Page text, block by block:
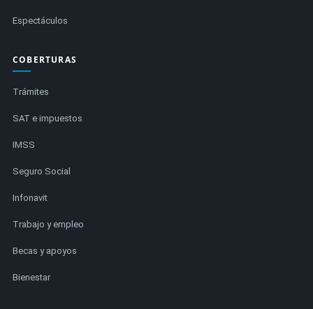
Espectáculos
COBERTURAS
Trámites
SAT e impuestos
IMSS
Seguro Social
Infonavit
Trabajo y empleo
Becas y apoyos
Bienestar